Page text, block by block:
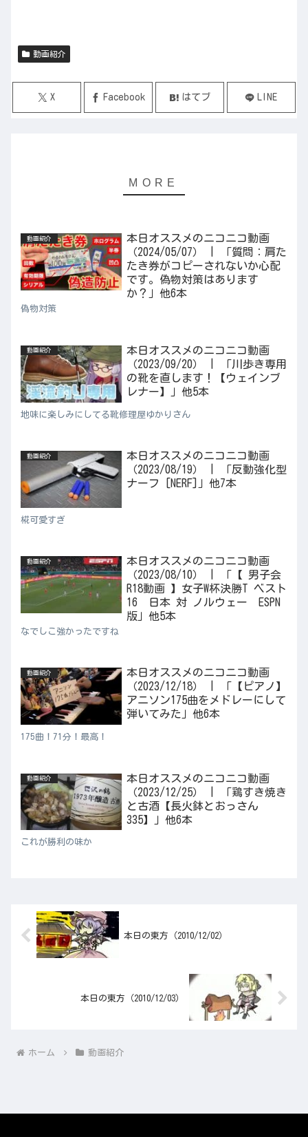
動画紹介
X Facebook はてブ LINE
動画紹介
本日オススメのニコニコ動画
（2024/05/07） | 「質問：肩た
たき券がコピーされないか心配
です。偽物対策はあります
か？」他6本
偽物対策
動画紹介
本日オススメのニコニコ動画
（2023/09/20） | 「川歩き専用
の靴を直します！【ウェインブ
レナー】」他5本
地味に楽しみにしてる靴修理屋ゆかりさん
動画紹介
本日オススメのニコニコ動画
（2023/08/19） | 「反動強化型
ナーフ [NERF]」他7本
椛可愛すぎ
動画紹介
本日オススメのニコニコ動画
（2023/08/10） | 「【 男子会
R18動画 】女子W杯決勝T ベスト
16 日本 対 ノルウェー ESPN
版」他5本
なでしこ強かったですね
動画紹介
本日オススメのニコニコ動画
（2023/12/18） | 「【ピアノ】
アニソン175曲をメドレーにして
弾いてみた」他6本
175曲！71分！最高！
動画紹介
本日オススメのニコニコ動画
（2023/12/25） | 「鶏すき焼き
と古酒【長火鉢とおっさん
335】」他6本
これが勝利の味か
本日の東方（2010/12/02）
本日の東方（2010/12/03）
ホーム 動画紹介